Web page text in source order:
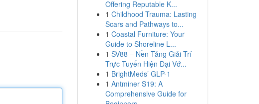
Offering Reputable K...
1 Childhood Trauma: Lasting
Scars and Pathways to...
1 Coastal Furniture: Your
Guide to Shoreline L...
1 SV88 – Nền Tảng Giải Trí
Trực Tuyến Hiện Đại Vớ...
1 BrightMeds’ GLP-1
1 Antminer S19: A
Comprehensive Guide for